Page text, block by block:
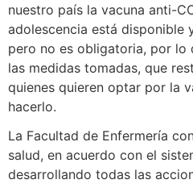
nuestro país la vacuna anti-
adolescencia está disponible
pero no es obligatoria, por lo
las medidas tomadas, que
quienes quieren optar por la
hacerlo.
La Facultad de Enfermería
salud, en acuerdo con el
desarrollando todas las